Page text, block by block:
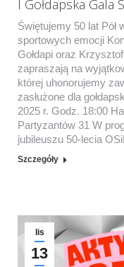
I Gołdapska Gala
Świętujemy 50 lat Pół
sportowych emocji
Gołdapi oraz
zapraszają na
której uhonorujemy
zasłużone dla
2025 r. Godz. 18:00
Partyzantów 31 W
jubileuszu 50-lecia
Szczegóły
lis
13